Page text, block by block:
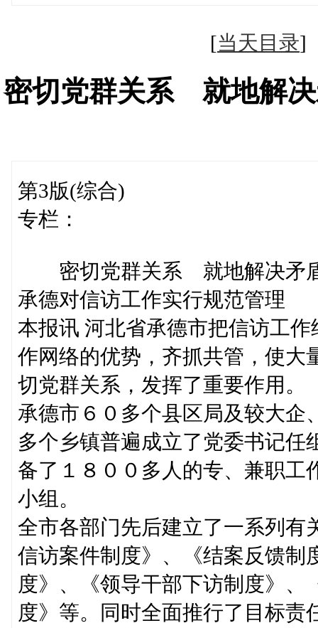
[当天目录
密切党群关系 就地解决
第3版(综合)
专栏：
密切党群关系 就地解决矛
承德对信访工作实行规范管理
本报讯 河北省承德市把信访工
作网络的优势，齐抓共管，使大
切党群关系，发挥了重要作用。
承德市６０多个县区局及较大企
多个乡镇普遍成立了党委书记任
备了１８００多人的专、兼职工
小组。
全市各部门先后建立了一系列有
信访案件制度》、《结案反馈制
度》、《领导干部下访制度》、
度》等。同时全面推行了目标责